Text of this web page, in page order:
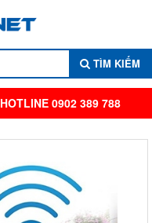
TÌM KIẾM
HOTLINE 0902 389 788